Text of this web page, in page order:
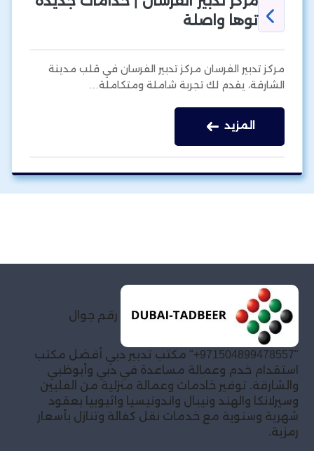
توها واصلة
مركز تدبير الفرسان مركز تدبير الفرسان في قلب مدينة
الشارقة، يقدم لك تجربة شاملة ومتكاملة…
المزيد
رقم جوال
"971504899478557+" مكتب تدبير دبي أفضل مكتب
استقدام خدم وعمالة مساعدة في دبي وأبوظبي
والشارقة. توفير خادمات وعمالة منزلية من الفلبين
وسيرلانكا والهند ونيبال واندونيسيا واثيوبيا بعقود
شهرية وسنوية مع خدمات نقل كفالة وتنازل بأسعار
رمزية.